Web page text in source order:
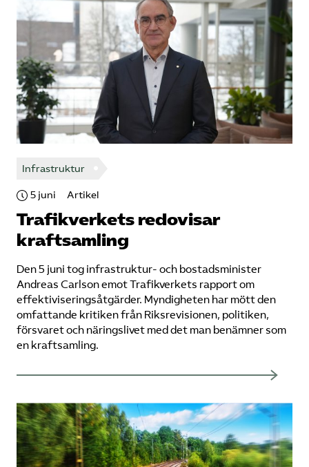
Infrastruktur
5 juni Artikel
Trafikverkets redovisar
kraftsamling
Den 5 juni tog infrastruktur- och bostadsminister
Andreas Carlson emot Trafikverkets rapport om
effektiviseringsåtgärder. Myndigheten har mött den
omfattande kritiken från Riksrevisionen, politiken,
försvaret och näringslivet med det man benämner som
en kraftsamling.